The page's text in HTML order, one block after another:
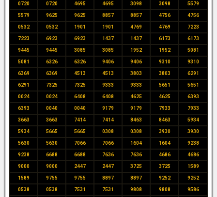
0720 0720 4695 4695 3098 3098 5579
5579 9625 9625 8857 8857 4756 4756
0532 0532 1901 1901 4769 4769 7223
7223 6923 6923 1437 1437 6173 6173
9445 9445 3085 3085 1952 1952 5081
5081 6326 6326 9406 9406 9310 9310
6369 6369 4513 4513 3803 3803 6291
6291 7325 7325 9333 9333 5651 5651
0024 0024 6408 6408 4625 4625 6393
6393 0040 0040 9179 9179 7933 7933
3663 3663 7414 7414 8463 8463 5934
5934 5665 5665 0308 0308 3930 3930
5630 5630 7066 7066 1604 1604 9238
9238 6688 6688 7636 7636 4686 4686
9000 9000 2447 2447 3725 3725 1589
1589 9755 9755 8897 8897 9252 9252
0538 0538 7531 7531 9808 9808 9586